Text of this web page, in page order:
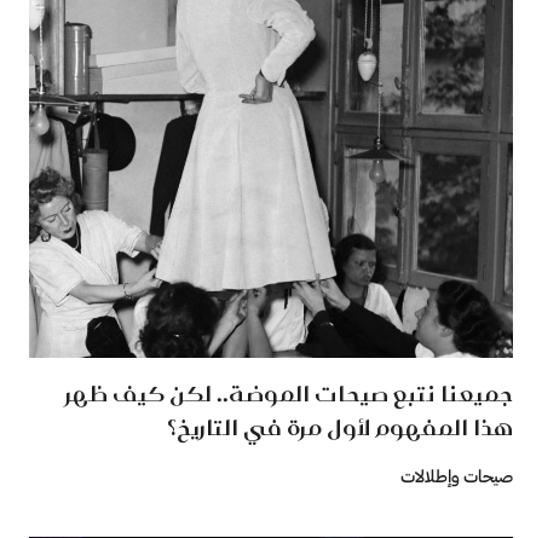
جميعنا نتبع صيحات الموضة.. لكن كيف ظهر
هذا المفهوم لأول مرة في التاريخ؟
صيحات وإطلالات